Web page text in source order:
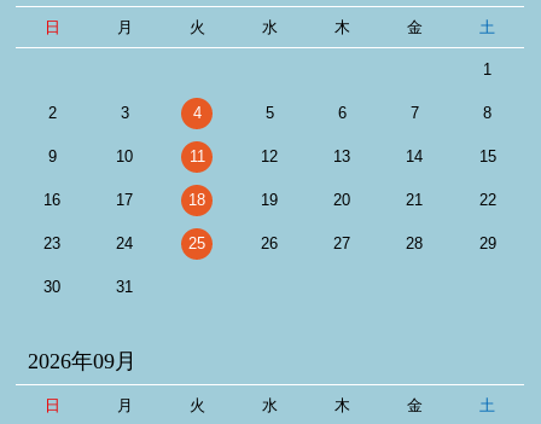
日 月 火 水 木 金 土
1
2 3 4 5 6 7 8
9 10 11 12 13 14 15
16 17 18 19 20 21 22
23 24 25 26 27 28 29
30 31
2026年09月
日 月 火 水 木 金 土